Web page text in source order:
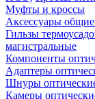
Муфты и кроссы
Аксессуары
Гильзы
магистральные
Компоненты
Адаптеры
Шнуры
Камеры